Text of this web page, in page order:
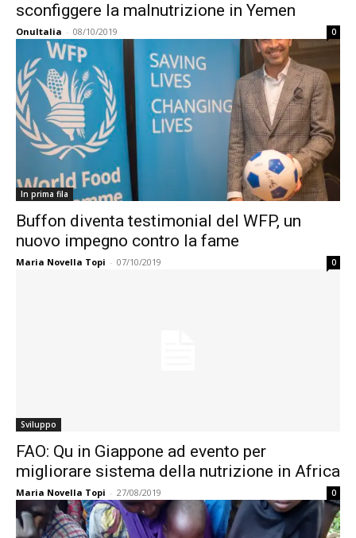
sconfiggere la malnutrizione in Yemen
OnuItalia - 08/10/2019 0
In prima fila
Buffon diventa testimonial del WFP, un
nuovo impegno contro la fame
Maria Novella Topi - 07/10/2019 0
Sviluppo
FAO: Qu in Giappone ad evento per
migliorare sistema della nutrizione in Africa
Maria Novella Topi - 27/08/2019 0